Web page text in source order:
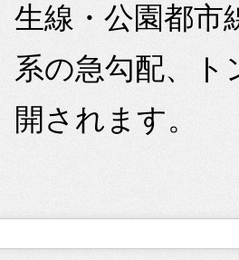
生線・公園都市
系の急勾配、
開されます。